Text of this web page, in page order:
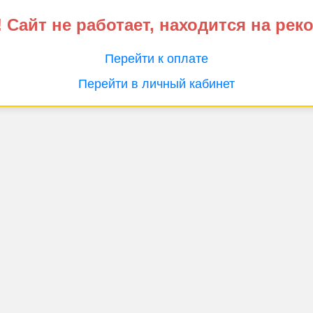
не работает, находится на
Перейти к оплате
Перейти в личный кабинет